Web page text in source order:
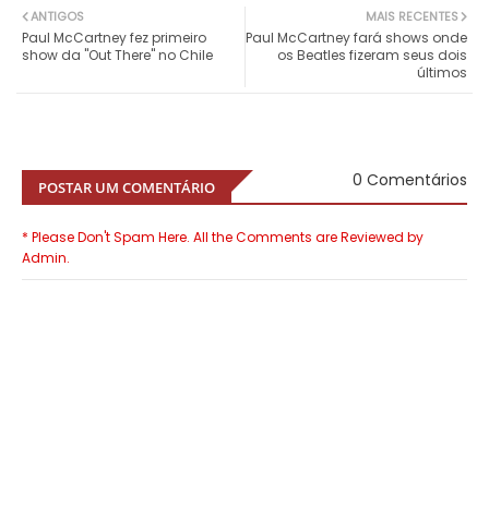
MAIS RECENTES
Paul McCartney fará shows onde
os Beatles fizeram seus dois
últimos
ANTIGOS
Paul McCartney fez primeiro
show da "Out There" no Chile
POSTAR UM COMENTÁRIO 0 Comentários
* Please Don't Spam Here. All the Comments are Reviewed by
Admin.